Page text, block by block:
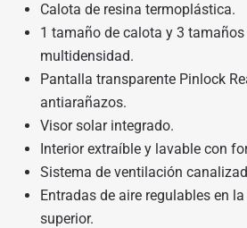
Calota de resina termoplástica.
1 tamaño de calota y 3 tamaños
multidensidad.
Pantalla transparente Pinlock
antiarañazos.
Visor solar integrado.
Interior extraíble y lavable con
Sistema de ventilación
Entradas de aire regulables en
superior.